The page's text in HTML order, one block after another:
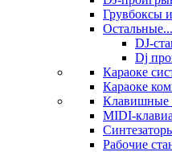
Грувбоксы
Остальные...
DJ-
Dj
Караоке
Караоке
Клавишные
MIDI-
Рабочие